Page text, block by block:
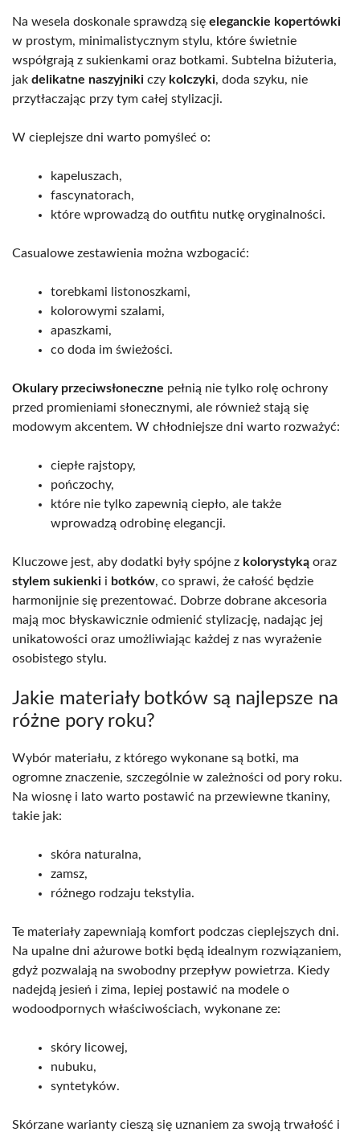
Na wesela doskonale sprawdzą się eleganckie kopertówki
w prostym, minimalistycznym stylu, które świetnie
współgrają z sukienkami oraz botkami. Subtelna biżuteria,
jak delikatne naszyjniki czy kolczyki, doda szyku, nie
przytłaczając przy tym całej stylizacji.
W cieplejsze dni warto pomyśleć o:
kapeluszach,
fascynatorach,
które wprowadzą do outfitu nutkę oryginalności.
Casualowe zestawienia można wzbogacić:
torebkami listonoszkami,
kolorowymi szalami,
apaszkami,
co doda im świeżości.
Okulary przeciwsłoneczne pełnią nie tylko rolę ochrony
przed promieniami słonecznymi, ale również stają się
modowym akcentem. W chłodniejsze dni warto rozważyć:
ciepłe rajstopy,
pończochy,
które nie tylko zapewnią ciepło, ale także
wprowadzą odrobinę elegancji.
Kluczowe jest, aby dodatki były spójne z kolorystyką oraz
stylem sukienki i botków, co sprawi, że całość będzie
harmonijnie się prezentować. Dobrze dobrane akcesoria
mają moc błyskawicznie odmienić stylizację, nadając jej
unikatowości oraz umożliwiając każdej z nas wyrażenie
osobistego stylu.
Jakie materiały botków są najlepsze na
różne pory roku?
Wybór materiału, z którego wykonane są botki, ma
ogromne znaczenie, szczególnie w zależności od pory roku.
Na wiosnę i lato warto postawić na przewiewne tkaniny,
takie jak:
skóra naturalna,
zamsz,
różnego rodzaju tekstylia.
Te materiały zapewniają komfort podczas cieplejszych dni.
Na upalne dni ażurowe botki będą idealnym rozwiązaniem,
gdyż pozwalają na swobodny przepływ powietrza. Kiedy
nadejdą jesień i zima, lepiej postawić na modele o
wodoodpornych właściwościach, wykonane ze:
skóry licowej,
nubuku,
syntetyków.
Skórzane warianty cieszą się uznaniem za swoją trwałość i